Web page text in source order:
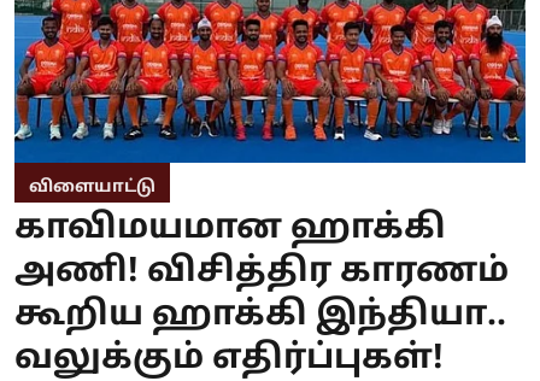
விளையாட்டு
காவிமயமான ஹாக்கி
அணி! விசித்திர காரணம்
கூறிய ஹாக்கி இந்தியா..
வலுக்கும் எதிர்ப்புகள்!